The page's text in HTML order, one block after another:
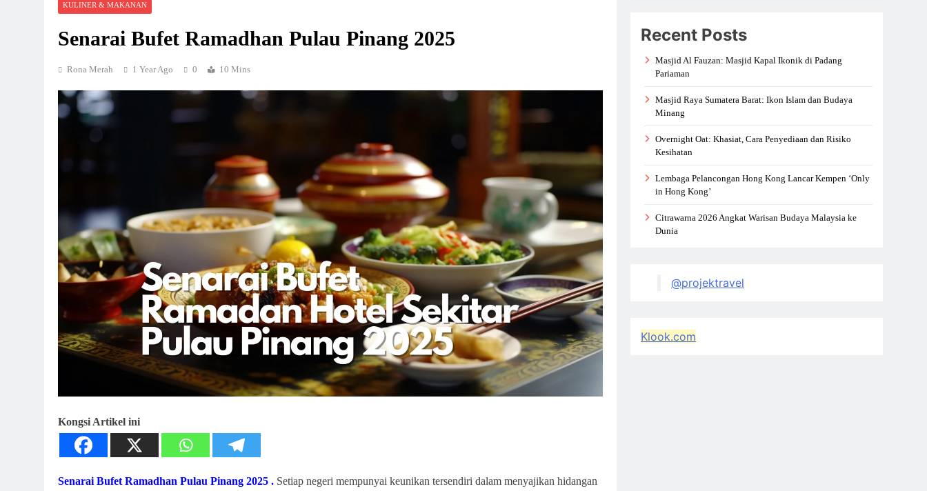
KULINER & MAKANAN
Senarai Bufet Ramadhan Pulau Pinang 2025
Rona Merah 1 Year Ago 0 10 Mins
Kongsi Artikel ini
Senarai Bufet Ramadhan Pulau Pinang 2025 . Setiap negeri mempunyai keunikan tersendiri dalam menyajikan hidangan
Recent Posts
Masjid Al Fauzan: Masjid Kapal Ikonik di Padang
Pariaman
Masjid Raya Sumatera Barat: Ikon Islam dan Budaya
Minang
Overnight Oat: Khasiat, Cara Penyediaan dan Risiko
Kesihatan
Lembaga Pelancongan Hong Kong Lancar Kempen ‘Only
in Hong Kong’
Citrawarna 2026 Angkat Warisan Budaya Malaysia ke
Dunia
@projektravel
Klook.com